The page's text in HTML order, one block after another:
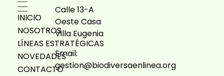
INICIO
NOSOTROS
LÍNEAS ESTRATÉGICAS
NOVEDADES
CONTACTO
Calle 13-A
Oeste Casa
Villa Eugenia
Email:
gestion@biodiversaenlinea.org